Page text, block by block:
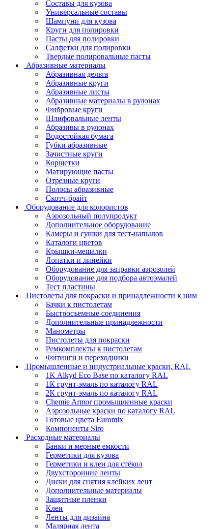
Составы для кузова
Универсальные составы
Шампуни для кузова
Круги для полировки
Пасты для полировки
Салфетки для полировки
Твердые полировальные пасты
Абразивные материалы
Абразивная дельта
Абразивные круги
Абразивные листы
Абразивные материалы в рулонах
Фибровые круги
Шлифовальные ленты
Абразивы в рулонах
Водостойкая бумага
Губки абразивные
Зачистные круги
Корщетки
Матирующие пасты
Отрезные круги
Полосы абразивные
Скотч-брайт
Оборудование для колористов
Аэрозольный полупродукт
Дополнительное оборудование
Камеры и сушки для тест-напылов
Каталоги цветов
Крышки-мешалки
Лопатки и линейки
Оборудование для заправки аэрозолей
Оборудование для подбора автоэмалей
Тест пластины
Пистолеты для покраски и принадлежности к ним
Бачки к пистолетам
Быстросъемные соединения
Дополнительные принадлежности
Манометры
Пистолеты для покраски
Ремкомплекты к пистолетам
Фитинги и переходники
Промышленные и индустриальные краски, RAL
1K Alkyd Eco Base по каталогу RAL
1К грунт-эмаль по каталогу RAL
2К грунт-эмаль по каталогу RAL
Chemie Armor промышленные краски
Аэрозольные краски по каталогу RAL
Готовые цвета Euromix
Компоненты Siro
Расходные материалы
Банки и мерные емкости
Герметики для кузова
Герметики и клеи для стёкол
Двухсторонние ленты
Диски для снятия клейких лент
Дополнительные материалы
Защитные пленки
Клеи
Ленты для дизайна
Малярная лента